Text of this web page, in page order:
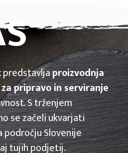
predstavljaproizvodnja
pripravo in serviranje
S trženjem
se začeli ukvarjati
področju Slovenije
tujih podjetij.